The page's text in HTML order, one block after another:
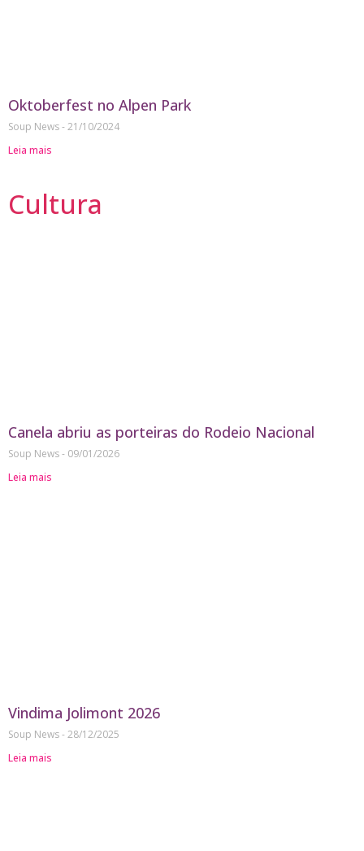
Oktoberfest no Alpen Park
Soup News 21/10/2024
Leia mais
Cultura
Canela abriu as porteiras do Rodeio Nacional
Soup News
09/01/2026
Leia mais
Vindima Jolimont 2026
Soup News 28/12/2025
Leia mais